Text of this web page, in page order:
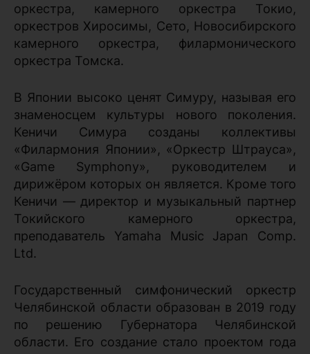
оркестра, камерного оркестра Токио,
оркестров Хиросимы, Сето, Новосибирского
камерного оркестра, филармонического
оркестра Томска.
В Японии высоко ценят Симуру, называя его
знаменосцем культуры нового поколения.
Кеничи Симура созданы коллективы
«Филармония Японии», «Оркестр Штрауса»,
«Game Symphony», руководителем и
дирижёром которых он является. Кроме того
Кеничи — директор и музыкальный партнер
Токийского камерного оркестра,
преподаватель Yamaha Music Japan Comp.
Ltd.
Государственный симфонический оркестр
Челябинской области образован в 2019 году
по решению Губернатора Челябинской
области. Его создание стало проектом года